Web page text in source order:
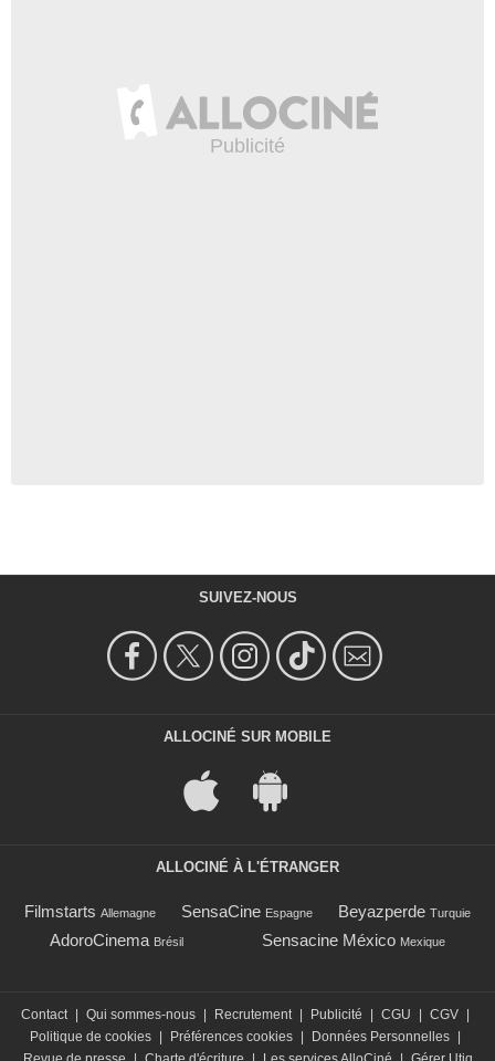
SUIVEZ-NOUS
ALLOCINÉ SUR MOBILE
ALLOCINÉ À L'ÉTRANGER
Filmstarts Allemagne SensaCine Espagne Beyazperde Turquie
AdoroCinema Brésil Sensacine México Mexique
Contact Qui sommes-nous Recrutement Publicité CGU CGV
Politique de cookies
Préférences cookies Données Personnelles